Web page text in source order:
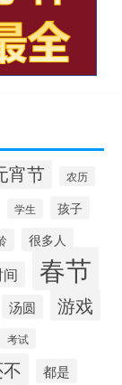
宵节 农历
学生 孩子
很多人
间 春节
汤圆 游戏
考试
都是